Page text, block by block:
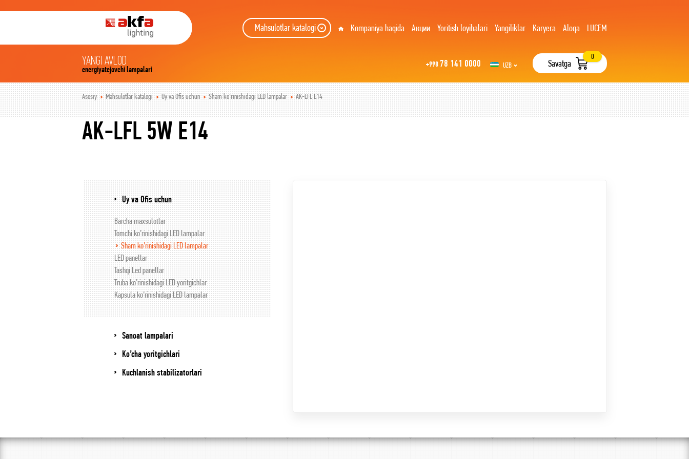
Mahsulotlar katalogi Kompaniya haqida Акции Yoritish loyihalari Yangiliklar Karyera Aloqa LUCEM
YANGI AVLOD
energiyatejovchi lampalari
+998 78 141 0000
UZB
Savatga
0
Asosiy Mahsulotlar katalogi Uy va Ofis uchun Sham ko’rinishidagi LED lampalar AK-LFL E14
AK-LFL 5W E14
Uy va Ofis uchun
Barcha maxsulotlar
Tomchi ko’rinishidagi LED lampalar
Sham ko’rinishidagi LED lampalar
LED panellar
Tashqi Led panellar
Truba ko’rinishidagi LED yoritgichlar
Kapsula ko’rinishidagi LED lampalar
Sanoat lampalari
Ko’cha yoritgichlari
Kuchlanish stabilizatorlari